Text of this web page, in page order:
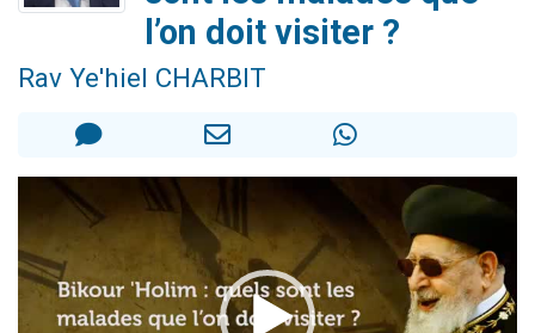
3 personnes viennent de faire un don pour Diane, 80 ans, dans un appartement insalubre
l’on doit visiter ?
Rav Ye'hiel CHARBIT